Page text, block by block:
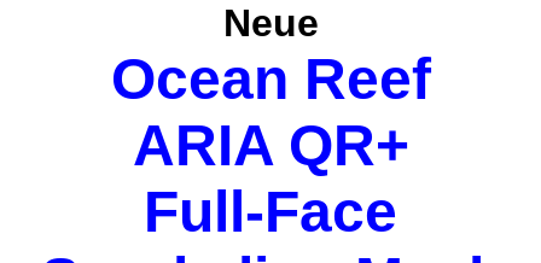
Neue
Ocean Reef
ARIA QR+
Full-Face